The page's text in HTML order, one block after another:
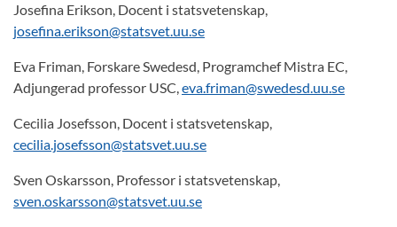
Josefina Erikson, Docent i statsvetenskap,
josefina.erikson@statsvet.uu.se
Eva Friman, Forskare Swedesd, Programchef Mistra EC,
Adjungerad professor USC,eva.friman@swedesd.uu.se
Cecilia Josefsson, Docent i statsvetenskap,
cecilia.josefsson@statsvet.uu.se
Sven Oskarsson, Professor i statsvetenskap,
sven.oskarsson@statsvet.uu.se